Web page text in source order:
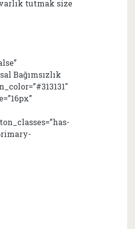
tutmak size
Bağımsızlık